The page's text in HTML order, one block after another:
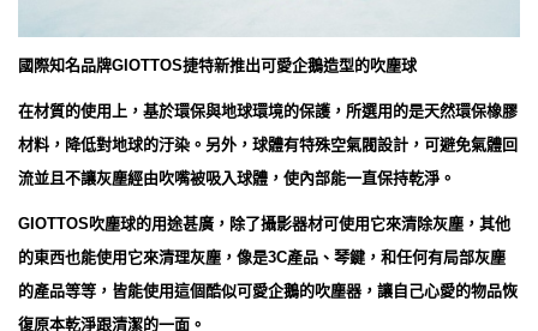
國際知名品牌GIOTTOS捷特新推出可愛企鵝造型的吹塵球
在材質的使用上，基於環保與地球環境的保護，所選用的是天然環保橡膠
材料，降低對地球的汙染。另外，球體有特殊空氣閥設計，可避免氣體回
流並且不讓灰塵經由吹嘴被吸入球體，使內部能一直保持乾淨。
GIOTTOS吹塵球的用途甚廣，除了攝影器材可使用它來清除灰塵，其他
的東西也能使用它來清理灰塵，像是3C產品、琴鍵，和任何有局部灰塵
的產品等等，皆能使用這個酷似可愛企鵝的吹塵器，讓自己心愛的物品恢
復原本乾淨跟清潔的一面。